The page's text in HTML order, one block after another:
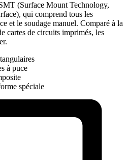
(Surface Mount Technology,
qui comprend tous les
et le soudage manuel. Comparé à la
cartes de circuits imprimés, les
à puce
spéciale